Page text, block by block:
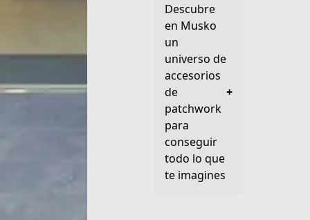
Descubre
en Musko
un
universo de
accesorios
de
patchwork
para
conseguir
todo lo que
te imagines
+